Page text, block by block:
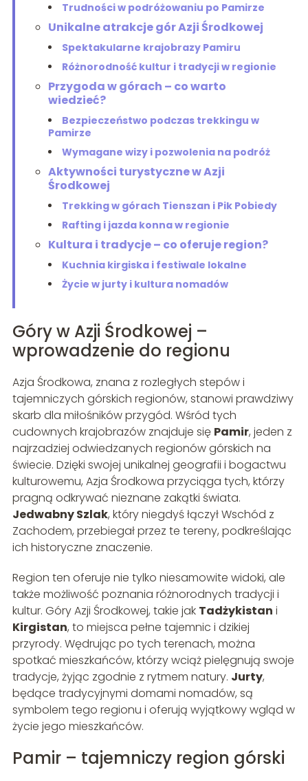
Trudności w podróżowaniu po Pamirze
Unikalne atrakcje gór Azji Środkowej
Spektakularne krajobrazy Pamiru
Różnorodność kultur i tradycji w regionie
Przygoda w górach – co warto
wiedzieć?
Bezpieczeństwo podczas trekkingu w
Pamirze
Wymagane wizy i pozwolenia na podróż
Aktywności turystyczne w Azji
Środkowej
Trekking w górach Tienszan i Pik Pobiedy
Rafting i jazda konna w regionie
Kultura i tradycje – co oferuje region?
Kuchnia kirgiska i festiwale lokalne
Życie w jurty i kultura nomadów
Góry w Azji Środkowej –
wprowadzenie do regionu
Azja Środkowa, znana z rozległych stepów i
tajemniczych górskich regionów, stanowi prawdziwy
skarb dla miłośników przygód. Wśród tych
cudownych krajobrazów znajduje się Pamir, jeden z
najrzadziej odwiedzanych regionów górskich na
świecie. Dzięki swojej unikalnej geografii i bogactwu
kulturowemu, Azja Środkowa przyciąga tych, którzy
pragną odkrywać nieznane zakątki świata.
Jedwabny Szlak, który niegdyś łączył Wschód z
Zachodem, przebiegał przez te tereny, podkreślając
ich historyczne znaczenie.
Region ten oferuje nie tylko niesamowite widoki, ale
także możliwość poznania różnorodnych tradycji i
kultur. Góry Azji Środkowej, takie jak Tadżykistan i
Kirgistan, to miejsca pełne tajemnic i dzikiej
przyrody. Wędrując po tych terenach, można
spotkać mieszkańców, którzy wciąż pielęgnują swoje
tradycje, żyjąc zgodnie z rytmem natury. Jurty,
będące tradycyjnymi domami nomadów, są
symbolem tego regionu i oferują wyjątkowy wgląd w
życie jego mieszkańców.
Pamir – tajemniczy region górski